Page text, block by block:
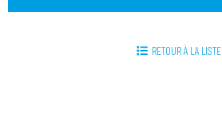
RETOUR À LA LISTE